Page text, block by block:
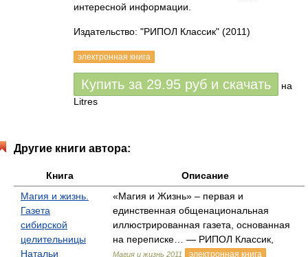
интересной информации.
Издательство: "РИПОЛ Классик" (2011)
электронная книга
Купить за 29.95 руб и скачать
на
Litres
Другие книги автора:
Книга
Описание
Магия и жизнь.
Газета
сибирской
целительницы
Натальи
«Магия и Жизнь» – первая и
единственная общенациональная
иллюстрированная газета, основанная
на переписке… — РИПОЛ Классик,
Магия и жизнь 2011 электронная книга